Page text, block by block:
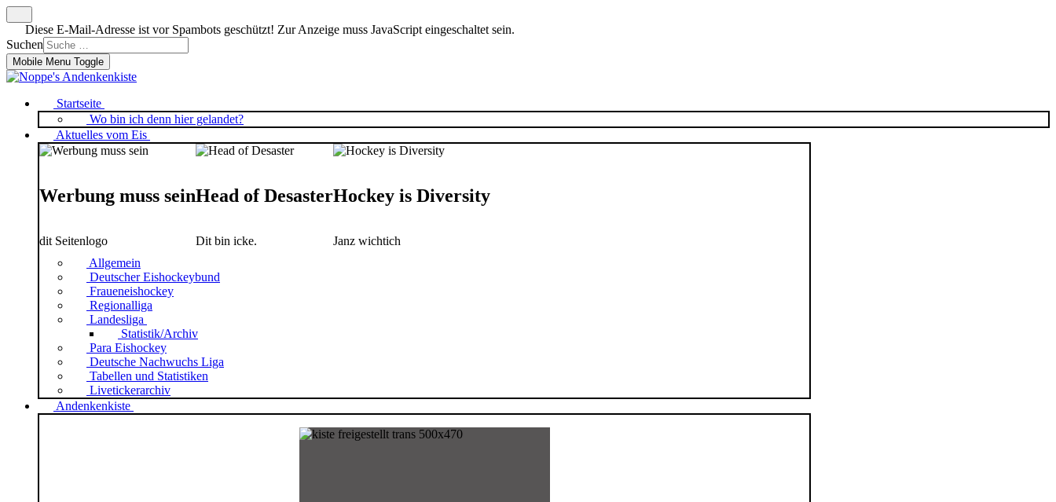
Diese E-Mail-Adresse ist vor Spambots geschützt! Zur Anzeige muss JavaScript eingeschaltet sein.
Suchen
Mobile Menu Toggle
Startseite
Wo bin ich denn hier gelandet?
Aktuelles vom Eis
Werbung muss sein
dit Seitenlogo
Head of Desaster
Dit bin icke.
Hockey is Diversity
Janz wichtich
Allgemein
Deutscher Eishockeybund
Fraueneishockey
Regionalliga
Landesliga
Statistik/Archiv
Para Eishockey
Deutsche Nachwuchs Liga
Tabellen und Statistiken
Livetickerarchiv
Andenkenkiste